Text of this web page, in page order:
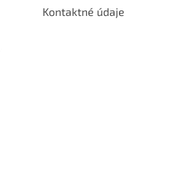
Kontaktné údaje